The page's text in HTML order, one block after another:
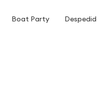
Boat Party